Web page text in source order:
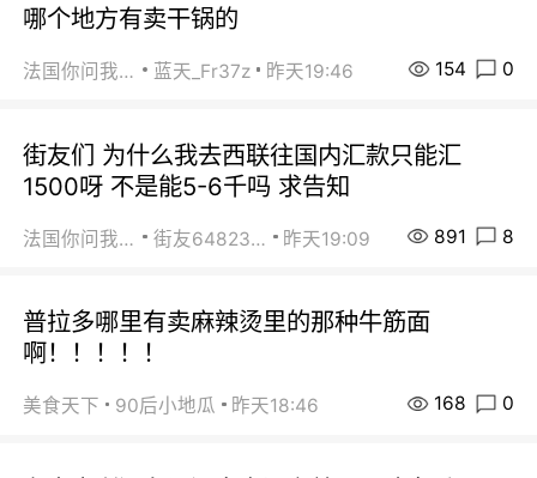
哪个地方有卖干锅的
法国你问我答 蓝天_Fr37z 昨天19:46 154 0
街友们 为什么我去西联往国内汇款只能汇
1500呀 不是能5-6千吗 求告知
法国你问我答 街友64823891 昨天19:09 891 8
普拉多哪里有卖麻辣烫里的那种牛筋面
啊！！！！！
美食天下 90后小地瓜 昨天18:46 168 0